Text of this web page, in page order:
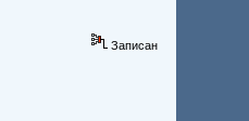
Записан